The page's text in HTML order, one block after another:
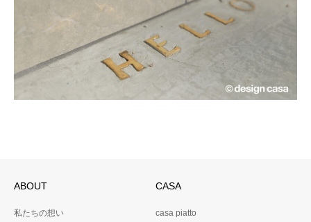
ABOUT
私たちの想い
CASA
casa piatto